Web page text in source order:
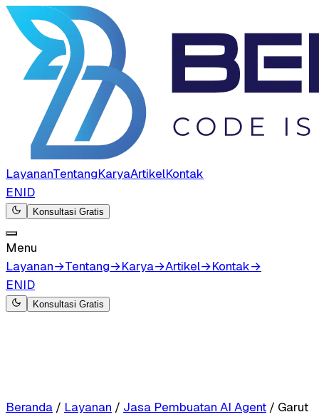
LayananTentangKaryaArtikelKontak
ENID
Konsultasi Gratis
Menu
Layanan→Tentang→Karya→Artikel→Kontak→
ENID
Konsultasi Gratis
Beranda / Layanan / Jasa Pembuatan AI Agent / Garut